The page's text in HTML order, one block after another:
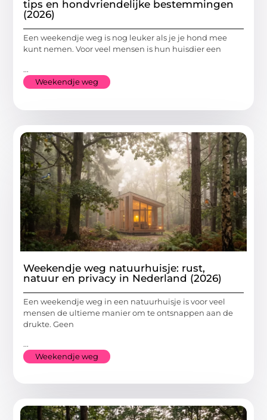
tips en hondvriendelijke bestemmingen
(2026)
Een weekendje weg is nog leuker als je je hond mee
kunt nemen. Voor veel mensen is hun huisdier een
...
Weekendje weg
Weekendje weg natuurhuisje: rust,
natuur en privacy in Nederland (2026)
Een weekendje weg in een natuurhuisje is voor veel
mensen de ultieme manier om te ontsnappen aan de
drukte. Geen
...
Weekendje weg